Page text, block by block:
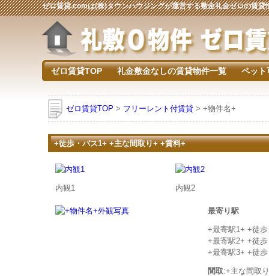
ゼロ賃貸.comは(株)タウンハウジングが運営する敷金礼金ゼロの賃貸
ゼロ賃貸TOP 礼金敷金なしの賃貸物件一覧 ペット
ゼロ賃貸TOP > フリーレント付賃貸 > +物件名+
+徒歩・バス1+ +主な間取り+ +賃料+
内観1 内観2
最寄り駅
+最寄駅1+ +徒
+最寄駅2+ +徒
+最寄駅3+ +徒
間取:+主な間取